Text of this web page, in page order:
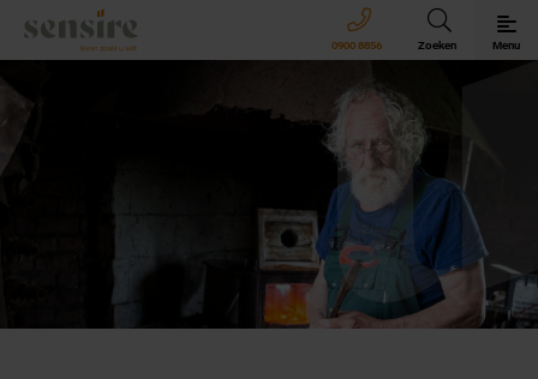
Sensire logo
0900 8856 Zoeken Menu
Sensire bij u thuis
Wonen en zorg met Sensire
Meer over Sensire